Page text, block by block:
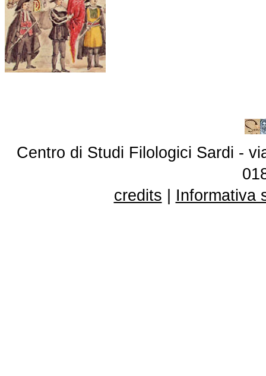
Centro di Studi Filologici Sardi -
credits
Informativa